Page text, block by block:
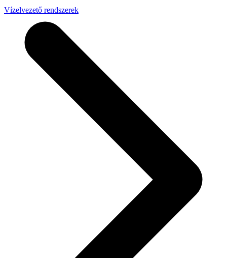
Vízelvezető rendszerek